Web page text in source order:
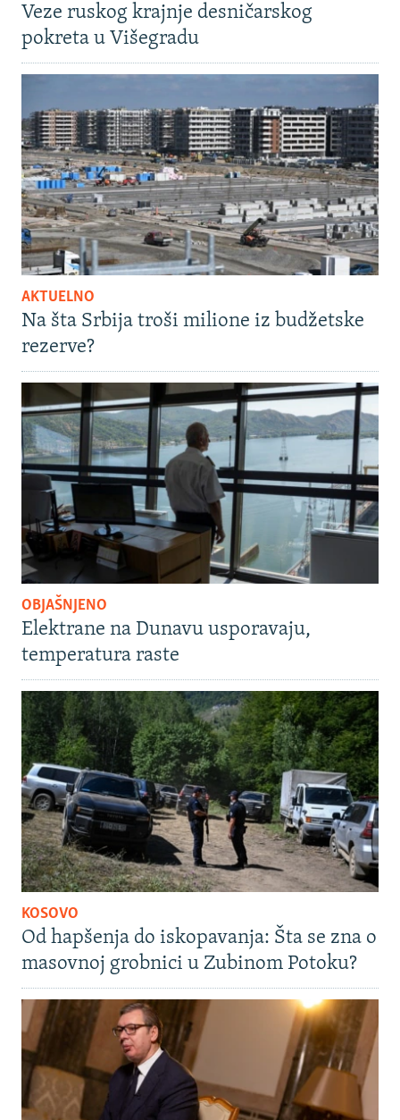
Veze ruskog krajnje desničarskog
pokreta u Višegradu
AKTUELNO
Na šta Srbija troši milione iz budžetske
rezerve?
OBJAŠNJENO
Elektrane na Dunavu usporavaju,
temperatura raste
KOSOVO
Od hapšenja do iskopavanja: Šta se zna o
masovnoj grobnici u Zubinom Potoku?